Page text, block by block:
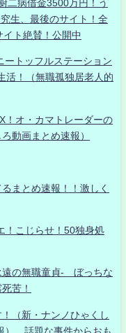
二病借金3500万円！う
生、最後のサイト！全
ト絶賛！公開中
ートッフルステーション
活！（無職孤独居老人的
オ・カマトレーダーの
動画まとめ速報）
まとめ速報！！激しく
！こじらせ！50独身処
の無職童貞- ぼっちな
苦！
（新・ナンノひゃくし
） 話題な事件からおも